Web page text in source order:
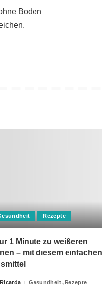
Boden
Rezepte
1 Minute zu weißeren
– mit diesem einfachen
Ricarda Gesundheit Rezepte